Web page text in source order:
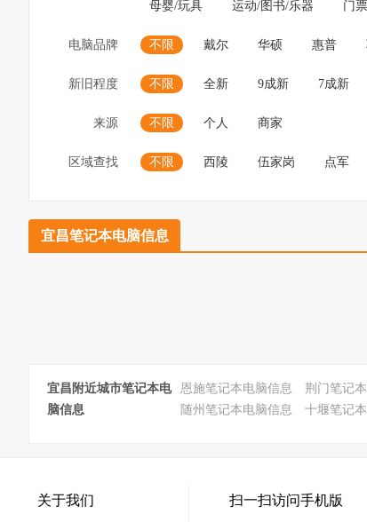
母婴/玩具 运动/图书/乐器 门
电脑品牌 不限 戴尔 华硕 惠普
新旧程度 不限 全新 9成新 7成新
来源 不限 个人 商家
区域查找 不限 西陵 伍家岗 点军
宜昌笔记本电脑信息
宜昌附近城市笔记本电
脑信息
恩施笔记本电脑信息 荆门笔记
随州笔记本电脑信息
十堰笔记
关于我们 扫一扫访问手机版